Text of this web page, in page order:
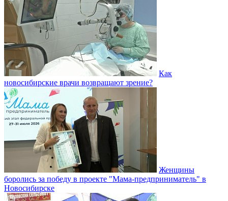
Как
новосибирские врачи возвращают зрение?
Женщины
боролись за победу в проекте "Мама-предприниматель" в
Новосибирске